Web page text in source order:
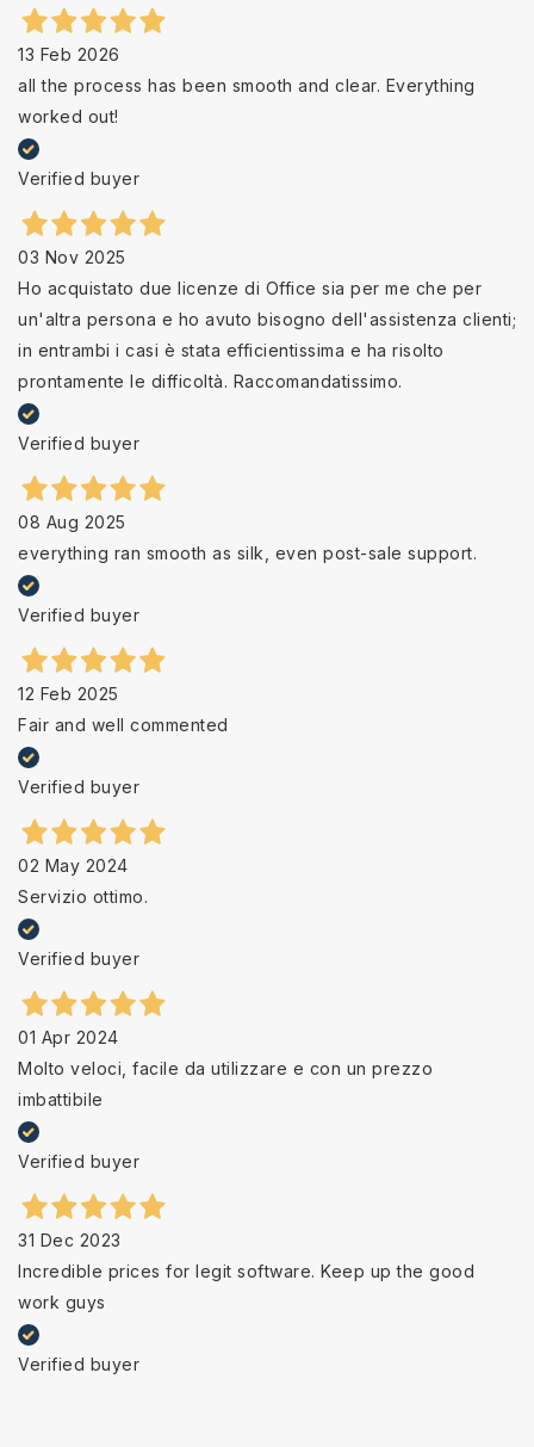
13 Feb 2026
all the process has been smooth and clear. Everything
worked out!
Verified buyer
03 Nov 2025
Ho acquistato due licenze di Office sia per me che per
un'altra persona e ho avuto bisogno dell'assistenza clienti;
in entrambi i casi è stata efficientissima e ha risolto
prontamente le difficoltà. Raccomandatissimo.
Verified buyer
08 Aug 2025
everything ran smooth as silk, even post-sale support.
Verified buyer
12 Feb 2025
Fair and well commented
Verified buyer
02 May 2024
Servizio ottimo.
Verified buyer
01 Apr 2024
Molto veloci, facile da utilizzare e con un prezzo
imbattibile
Verified buyer
31 Dec 2023
Incredible prices for legit software. Keep up the good
work guys
Verified buyer